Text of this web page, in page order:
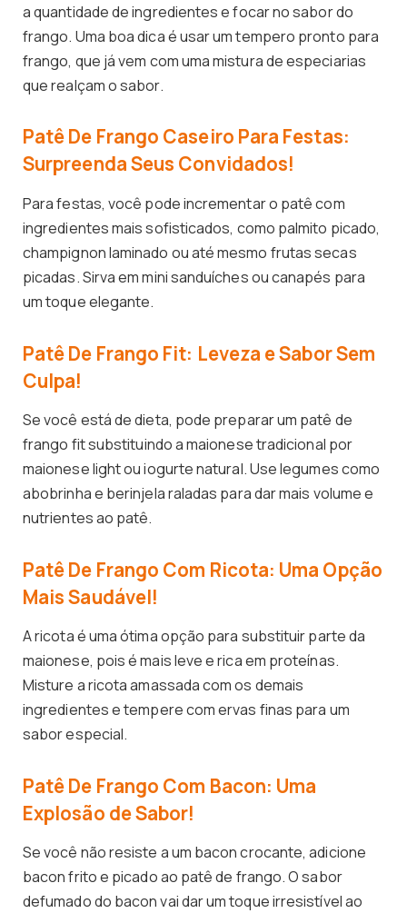
a quantidade de ingredientes e focar no sabor do
frango. Uma boa dica é usar um tempero pronto para
frango, que já vem com uma mistura de especiarias
que realçam o sabor.
Patê De Frango Caseiro Para Festas:
Surpreenda Seus Convidados!
Para festas, você pode incrementar o patê com
ingredientes mais sofisticados, como palmito picado,
champignon laminado ou até mesmo frutas secas
picadas. Sirva em mini sanduíches ou canapés para
um toque elegante.
Patê De Frango Fit: Leveza e Sabor Sem
Culpa!
Se você está de dieta, pode preparar um patê de
frango fit substituindo a maionese tradicional por
maionese light ou iogurte natural. Use legumes como
abobrinha e berinjela raladas para dar mais volume e
nutrientes ao patê.
Patê De Frango Com Ricota: Uma Opção
Mais Saudável!
A ricota é uma ótima opção para substituir parte da
maionese, pois é mais leve e rica em proteínas.
Misture a ricota amassada com os demais
ingredientes e tempere com ervas finas para um
sabor especial.
Patê De Frango Com Bacon: Uma
Explosão de Sabor!
Se você não resiste a um bacon crocante, adicione
bacon frito e picado ao patê de frango. O sabor
defumado do bacon vai dar um toque irresistível ao